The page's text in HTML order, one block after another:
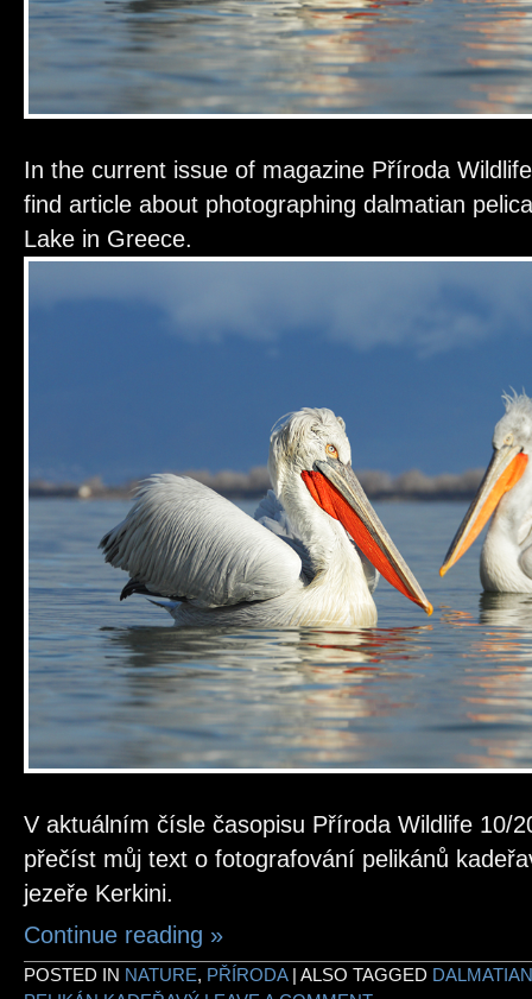
In the current issue of magazine Příroda
find article about photographing dalmatian
Lake in Greece.
V aktuálním čísle časopisu Příroda Wildlife 10/
přečíst můj text o fotografování pelikánů
jezeře Kerkini.
Continue reading »
POSTED IN NATURE, PŘÍRODA | ALSO TAGGED